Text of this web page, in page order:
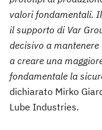
valori fondamentali.
il supporto di Var
decisivo a
a creare una
fondamentale la
dichiarato Mirko
Lube Industries.